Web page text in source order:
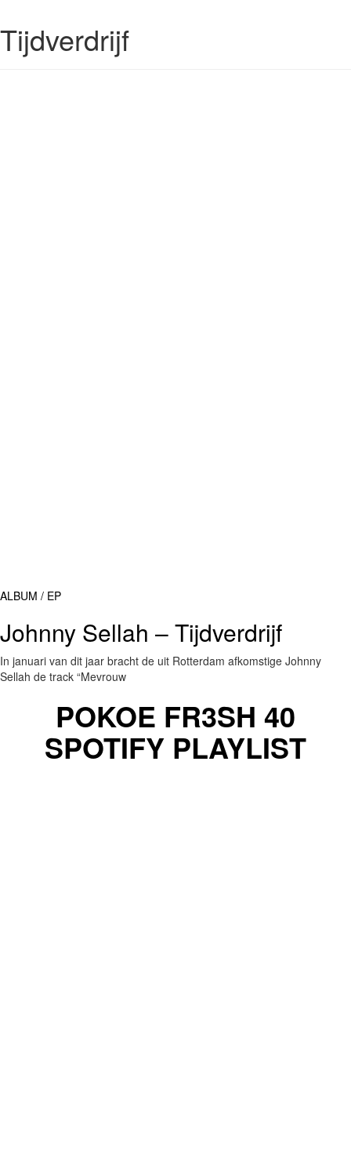
Tijdverdrijf
ALBUM / EP
Johnny Sellah – Tijdverdrijf
In januari van dit jaar bracht de uit Rotterdam afkomstige Johnny
Sellah de track “Mevrouw
POKOE FR3SH 40
SPOTIFY PLAYLIST